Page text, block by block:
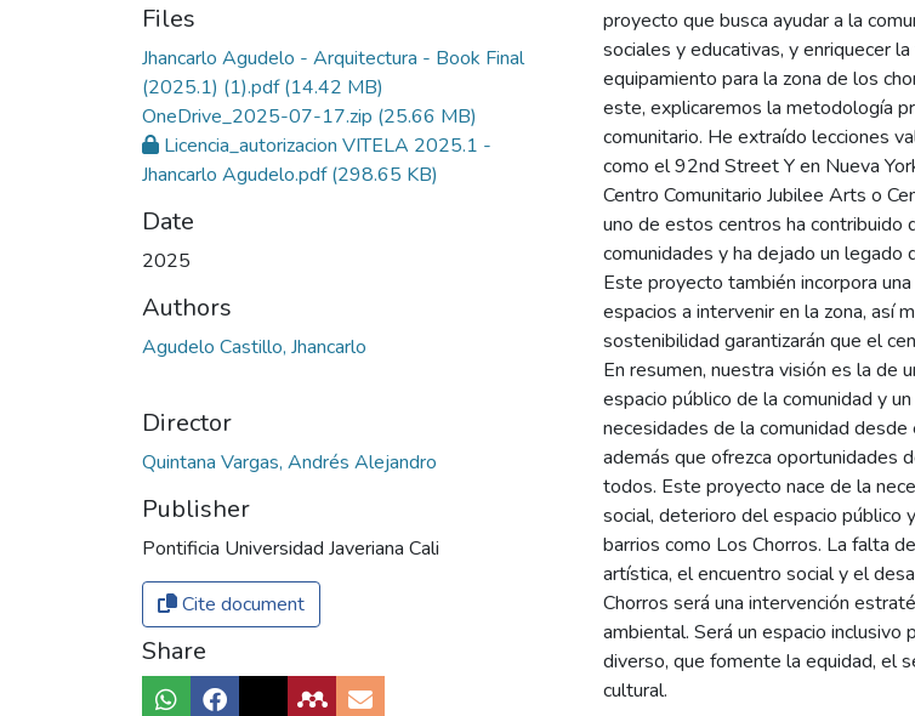
Files
Jhancarlo Agudelo - Arquitectura - Book Final
(2025.1) (1).pdf(14.42 MB)
OneDrive_2025-07-17.zip (25.66 MB)
Licencia_autorizacion VITELA 2025.1 -
Jhancarlo Agudelo.pdf(298.65 KB)
Date
2025
Authors
Agudelo Castillo, Jhancarlo
Director
Quintana Vargas, Andrés Alejandro
Publisher
Pontificia Universidad Javeriana Cali
Cite document
Share
proyecto que busca ayudar a la
sociales y educativas, y enriquecer
equipamiento para la zona de los
este, explicaremos la metodología
comunitario. He extraído lecciones
como el 92nd Street Y en Nueva
Centro Comunitario Jubilee Arts o
uno de estos centros ha contribuido
comunidades y ha dejado un
Este proyecto también incorpora
espacios a intervenir en la zona, así
sostenibilidad garantizarán que el
En resumen, nuestra visión es la de
espacio público de la comunidad y
necesidades de la comunidad
además que ofrezca oportunidades
todos. Este proyecto nace de la
social, deterioro del espacio público
barrios como Los Chorros. La falta
artística, el encuentro social y el
Chorros será una intervención
ambiental. Será un espacio
diverso, que fomente la equidad, el
cultural.